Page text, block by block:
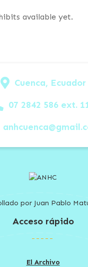
available yet.
Cuenca, Ecuador
07 2842 586 ext.
por Juan Pablo
Acceso rápido
El Archivo